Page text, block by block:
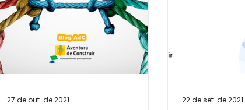
27 de out. de 2021 22 de set. de 2021